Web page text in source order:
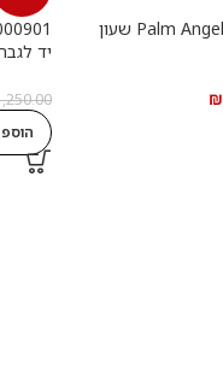
Palm Angels PMWGI0000902 שעון
₪
יד לגבר